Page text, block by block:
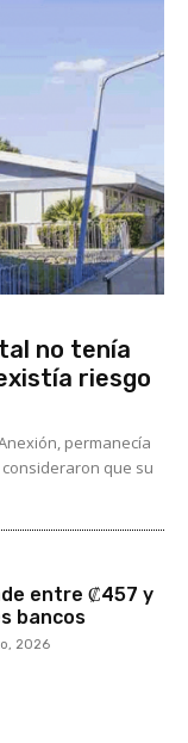
no tenía
riesgo
permanecía
que su
entre ₡457 y
bancos
2026